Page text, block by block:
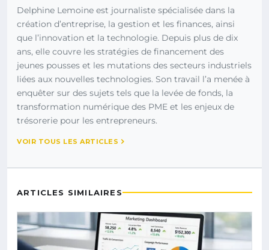
Delphine Lemoine est journaliste spécialisée dans la
création d’entreprise, la gestion et les finances, ainsi
que l’innovation et la technologie. Depuis plus de dix
ans, elle couvre les stratégies de financement des
jeunes pousses et les mutations des secteurs industriels
liées aux nouvelles technologies. Son travail l’a menée à
enquêter sur des sujets tels que la levée de fonds, la
transformation numérique des PME et les enjeux de
trésorerie pour les entrepreneurs.
VOIR TOUS LES ARTICLES
ARTICLES SIMILAIRES